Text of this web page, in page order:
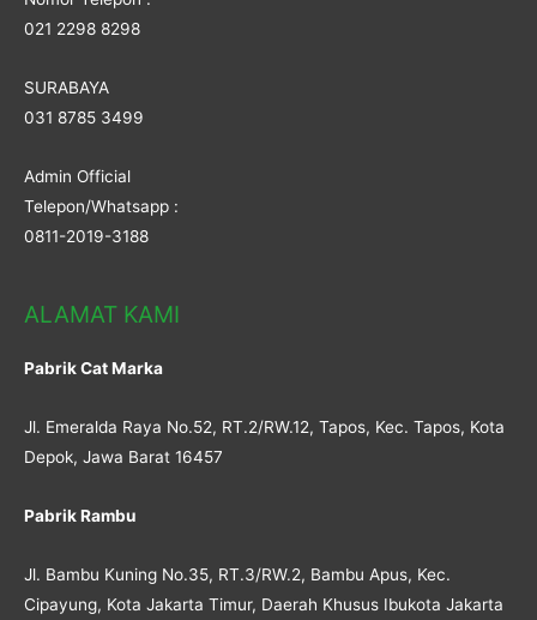
021 2298 8298
SURABAYA
031 8785 3499
Admin Official
Telepon/Whatsapp :
0811-2019-3188
ALAMAT KAMI
Pabrik Cat Marka
Jl. Emeralda Raya No.52, RT.2/RW.12, Tapos, Kec. Tapos, Kota
Depok, Jawa Barat 16457
Pabrik Rambu
Jl. Bambu Kuning No.35, RT.3/RW.2, Bambu Apus, Kec.
Cipayung, Kota Jakarta Timur, Daerah Khusus Ibukota Jakarta